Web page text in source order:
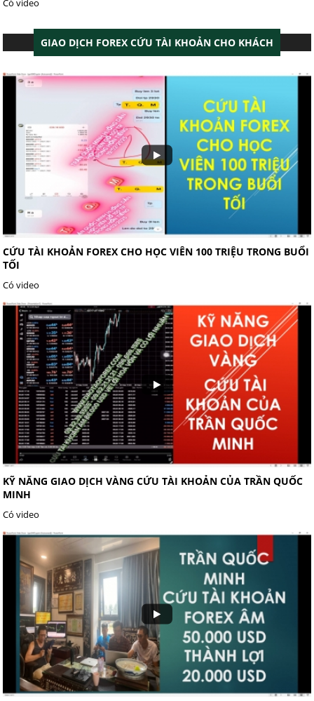
Có video
GIAO DỊCH FOREX CỨU TÀI KHOẢN CHO KHÁCH
CỨU TÀI KHOẢN FOREX CHO HỌC VIÊN 100 TRIỆU TRONG BUỔI
TỐI
Có video
KỸ NĂNG GIAO DỊCH VÀNG CỨU TÀI KHOẢN CỦA TRẦN QUỐC
MINH
Có video